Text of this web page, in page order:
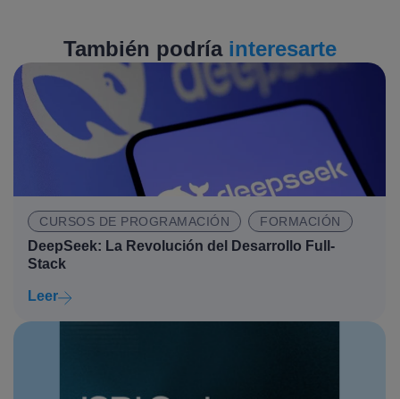
También podría interesarte
CURSOS DE PROGRAMACIÓN FORMACIÓN
DeepSeek: La Revolución del Desarrollo Full-
Stack
Leer